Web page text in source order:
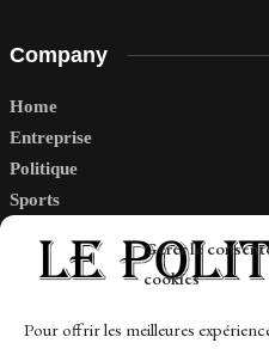
Gérer le
cookies
Pour offrir les meilleures
Company
Home
Entreprise
Politique
Sports